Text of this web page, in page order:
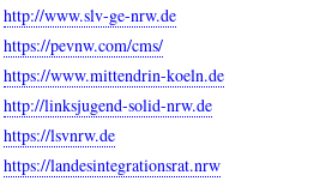
http://www.slv-ge-nrw.de
https://pevnw.com/cms/
https://www.mittendrin-koeln.de
http://linksjugend-solid-nrw.de
https://lsvnrw.de
https://landesintegrationsrat.nrw